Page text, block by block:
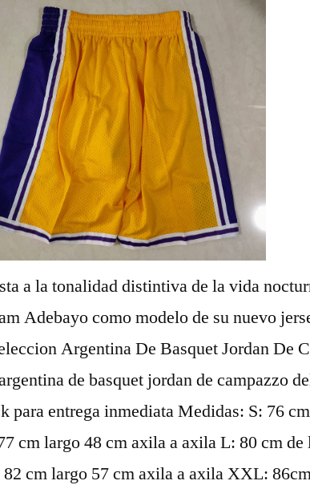
a la tonalidad distintiva de la vida
Adebayo como modelo de su nuevo
Argentina De Basquet Jordan De
de basquet jordan de campazzo
para entrega inmediata Medidas: S: 76
cm largo 48 cm axila a axila L: 80 cm de
cm largo 57 cm axila a axila XXL: